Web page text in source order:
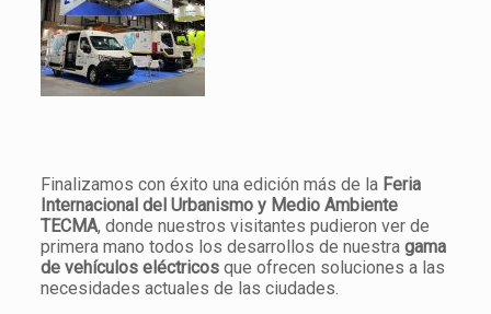
Finalizamos con éxito una edición más de la Feria
Internacional del Urbanismo y Medio Ambiente
TECMA, donde nuestros visitantes pudieron ver de
primera mano todos los desarrollos de nuestra gama
de vehículos eléctricosque ofrecen soluciones a las
necesidades actuales de las ciudades.